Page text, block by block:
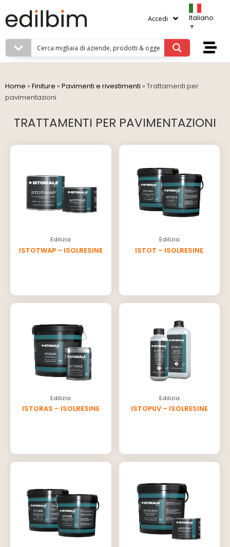
Accedi
Italiano
▼
Home » Finiture » Pavimenti e rivestimenti » Trattamenti per
pavimentazioni
TRATTAMENTI PER PAVIMENTAZIONI
Edilizia
ISTOTWAP – ISOLRESINE
Edilizia
ISTOT – ISOLRESINE
Edilizia
ISTORAS – ISOLRESINE
Edilizia
ISTOPUV – ISOLRESINE